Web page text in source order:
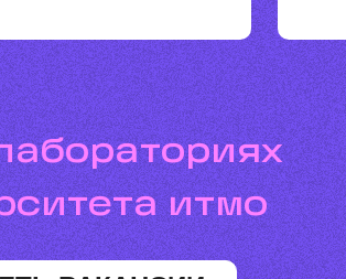
лабораториях
итмо